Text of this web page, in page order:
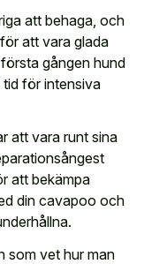
att behaga, och
att vara glada
gången hund
för intensiva
att vara runt sina
att bekämpa
din cavapoo och
som vet hur man